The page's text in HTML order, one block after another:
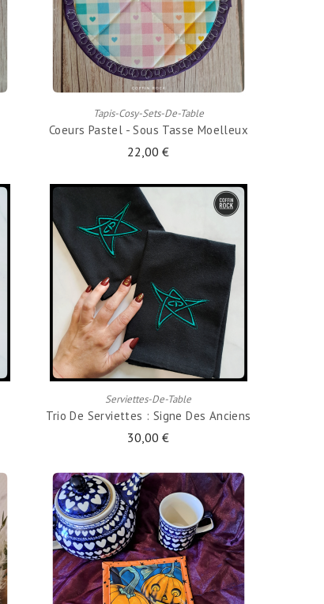
Tapis-Cosy-Sets-De-Table
Coeurs Pastel - Sous Tasse Moelleux
22,00 €
AJOUTER AU PANIER
Serviettes-De-Table
Trio De Serviettes : Signe Des Anciens
30,00 €
AJOUTER AU PANIER